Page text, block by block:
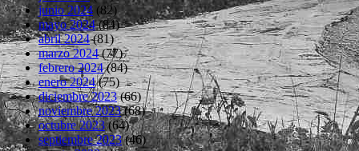
junio 2024 (82)
mayo 2024(84)
abril 2024(81)
marzo 2024(77)
febrero 2024(84)
enero 2024(75)
diciembre 2023(66)
noviembre 2023(68)
octubre 2023(64)
septiembre 2023(46)